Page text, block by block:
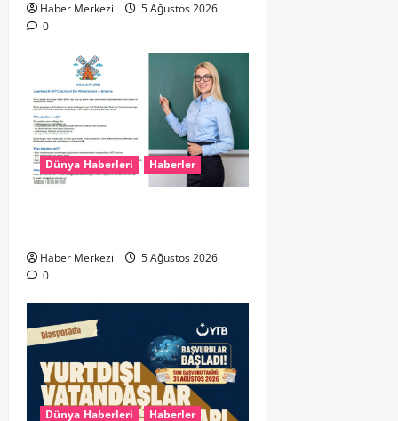
Haber Merkezi
5 Ağustos 2026
0
Dünya Haberleri Haberler
Haber Merkezi
5 Ağustos 2026
0
Dünya Haberleri Haberler